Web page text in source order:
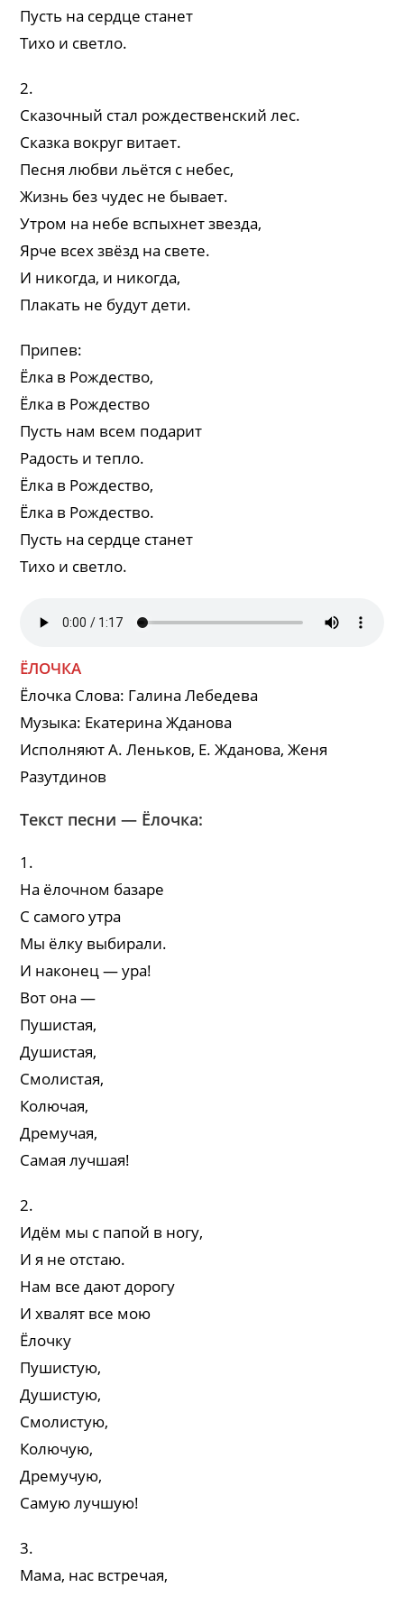
Пусть на сердце станет
Тихо и светло.
2.
Сказочный стал рождественский лес.
Сказка вокруг витает.
Песня любви льётся с небес,
Жизнь без чудес не бывает.
Утром на небе вспыхнет звезда,
Ярче всех звёзд на свете.
И никогда, и никогда,
Плакать не будут дети.
Припев:
Ёлка в Рождество,
Ёлка в Рождество
Пусть нам всем подарит
Радость и тепло.
Ёлка в Рождество,
Ёлка в Рождество.
Пусть на сердце станет
Тихо и светло.
ЁЛОЧКА
Ёлочка Слова: Галина Лебедева
Музыка: Екатерина Жданова
Исполняют А. Леньков, Е. Жданова, Женя
Разутдинов
Текст песни — Ёлочка:
1.
На ёлочном базаре
С самого утра
Мы ёлку выбирали.
И наконец — ура!
Вот она —
Пушистая,
Душистая,
Смолистая,
Колючая,
Дремучая,
Самая лучшая!
2.
Идём мы с папой в ногу,
И я не отстаю.
Нам все дают дорогу
И хвалят все мою
Ёлочку
Пушистую,
Душистую,
Смолистую,
Колючую,
Дремучую,
Самую лучшую!
3.
Мама, нас встречая,